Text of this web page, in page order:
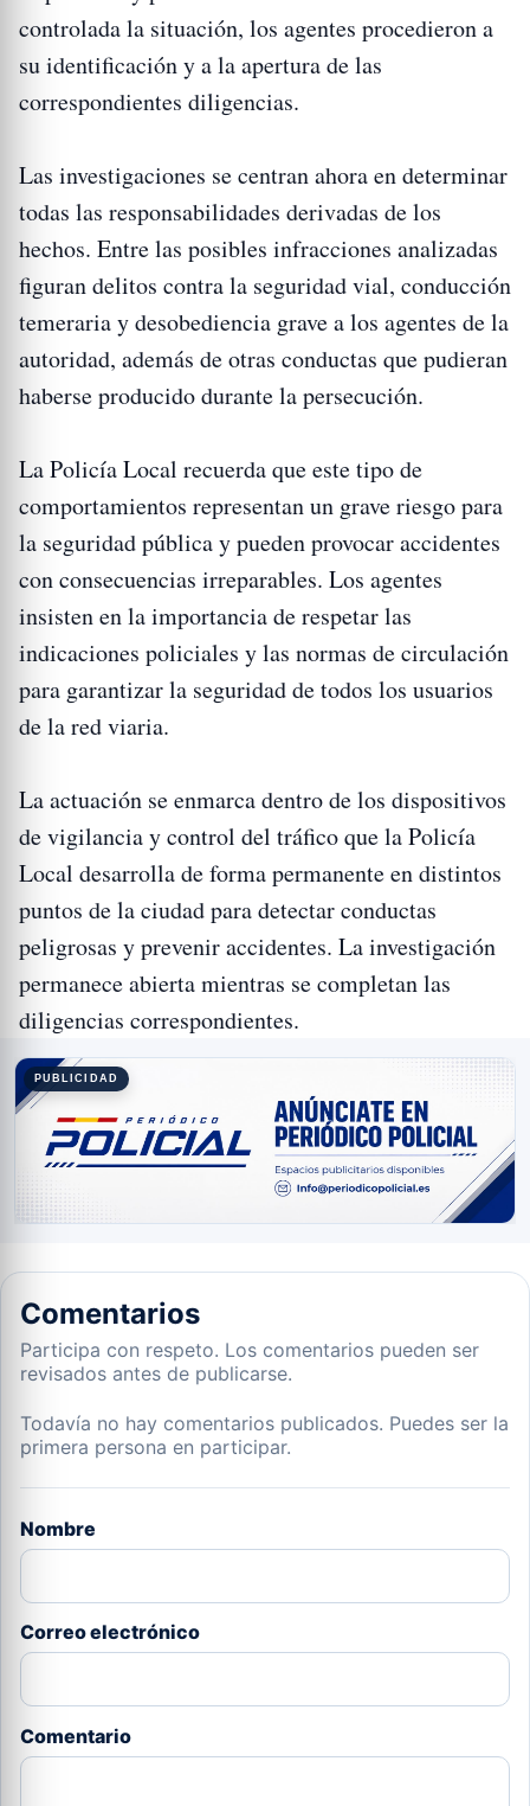
controlada la situación, los agentes procedieron a
su identificación y a la apertura de las
correspondientes diligencias.
Las investigaciones se centran ahora en determinar
todas las responsabilidades derivadas de los
hechos. Entre las posibles infracciones analizadas
figuran delitos contra la seguridad vial, conducción
temeraria y desobediencia grave a los agentes de la
autoridad, además de otras conductas que pudieran
haberse producido durante la persecución.
La Policía Local recuerda que este tipo de
comportamientos representan un grave riesgo para
la seguridad pública y pueden provocar accidentes
con consecuencias irreparables. Los agentes
insisten en la importancia de respetar las
indicaciones policiales y las normas de circulación
para garantizar la seguridad de todos los usuarios
de la red viaria.
La actuación se enmarca dentro de los dispositivos
de vigilancia y control del tráfico que la Policía
Local desarrolla de forma permanente en distintos
puntos de la ciudad para detectar conductas
peligrosas y prevenir accidentes. La investigación
permanece abierta mientras se completan las
diligencias correspondientes.
PUBLICIDAD
Comentarios
Participa con respeto. Los comentarios pueden ser
revisados antes de publicarse.
Todavía no hay comentarios publicados. Puedes ser la
primera persona en participar.
Nombre
Correo electrónico
Comentario